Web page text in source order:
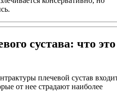
сустава: что это
плечевой сустав
от нее страдают наиболее